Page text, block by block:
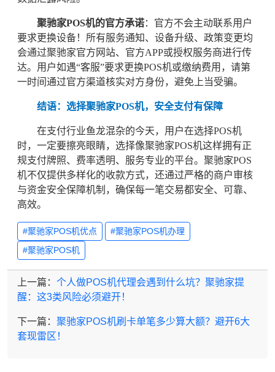
聚驰家POS机的官方承诺：官方不会主动联系用户
要求更换设备！所有服务通知、设备升级、政策变更均
会通过聚驰家官方网站、官方APP或授权服务商进行传
达。用户如遇“客服”要求更换POS机或缴纳费用，请第
一时间通过官方渠道核实对方身份，避免上当受骗。
结语：选择聚驰家POS机，安全支付有保障
在支付行业鱼龙混杂的今天，用户在选择POS机
时，一定要擦亮眼睛，选择像聚驰家POS机这样拥有正
规支付牌照、费率透明、服务专业的平台。聚驰家POS
机不仅提供多样化的收款方式，还通过严格的商户审核
与资金安全保障机制，确保每一笔交易都安全、可靠、
高效。
#聚驰家POS机优点
#聚驰家POS机办理
#聚驰家POS机
上一篇： 个人做POS机代理会遇到什么坑？聚驰家提
醒：这3类风险必须避开！
下一篇： 聚驰家POS机刷卡单笔多少算大额？避开6大
套现雷区！